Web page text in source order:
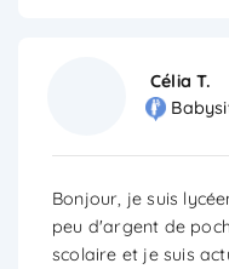
Célia T.
Bonjour, je suis
peu d'argent de
scolaire et je suis